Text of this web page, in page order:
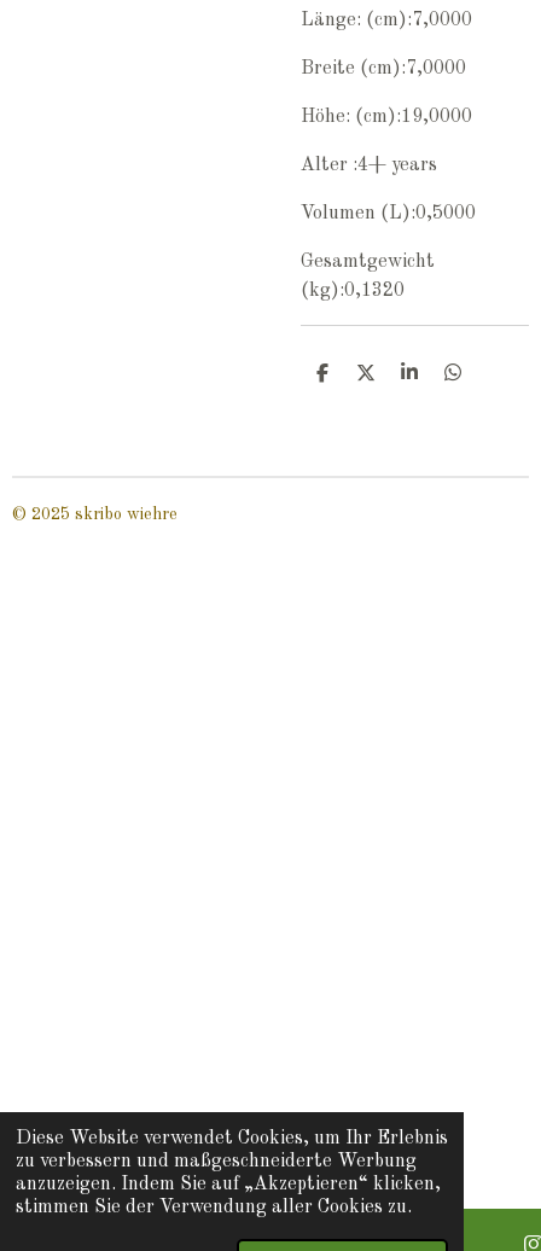
Diese Website verwendet Cookies, um Ihr Erlebnis
zu verbessern und maßgeschneiderte Werbung
anzuzeigen. Indem Sie auf „Akzeptieren“ klicken,
stimmen Sie der Verwendung aller Cookies zu.
Länge: (cm):7,0000
Breite (cm):7,0000
Höhe: (cm):19,0000
Alter :4+ years
Volumen (L):0,5000
Gesamtgewicht
(kg):0,1320
T
n
T
n
T
n
T
n
© 2025 skribo wiehre